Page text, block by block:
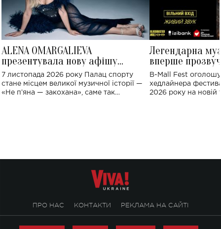
ALENA OMARGALIEVA
презентувала нову афішу
великого концерту в Палаці
спорту
7 листопада 2026 року Палац спорту
стане місцем великої музичної історії —
«Не пʼяна — закохана», саме так
Легендарна
вперше
Україні: де
B-Mall Fest
хедлайнера
2026 року на новій
ПРО НАС КОНТАКТИ РЕКЛАМА НА САЙТІ